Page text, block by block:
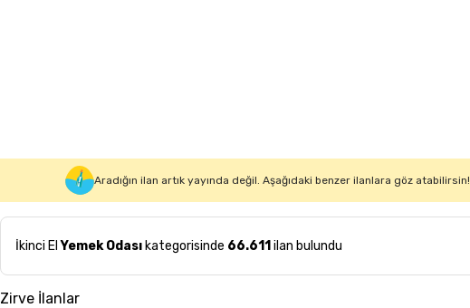
Aradığın ilan artık yayında değil. Aşağıdaki benzer ilanlara göz atabilirsin!
İkinci ElYemek Odası kategorisinde 66.611 ilan bulundu
Zirve İlanlar